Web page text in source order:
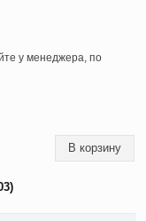
у менеджера, по